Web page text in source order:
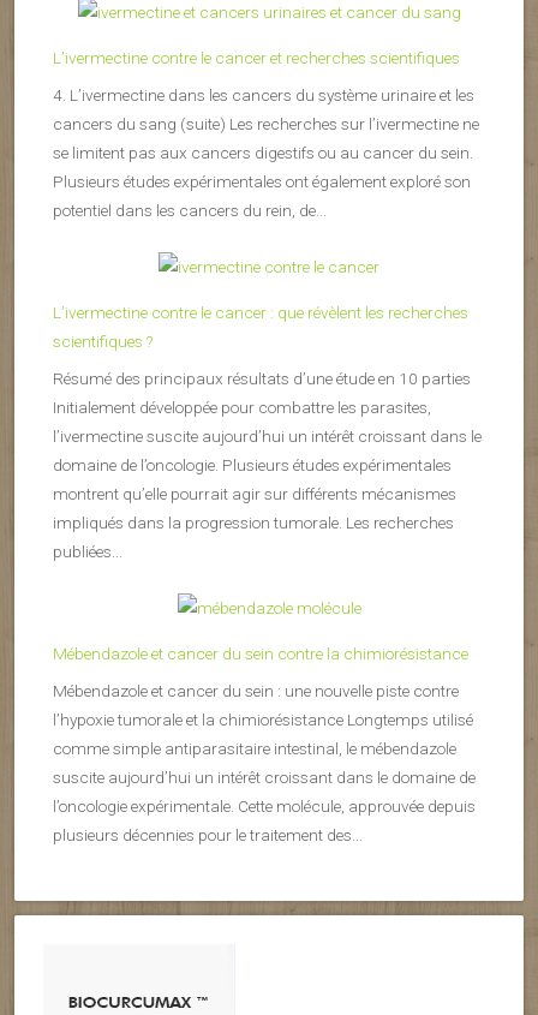
L’ivermectine contre le cancer et recherches scientifiques
4. L’ivermectine dans les cancers du système urinaire et les
cancers du sang (suite) Les recherches sur l’ivermectine ne
se limitent pas aux cancers digestifs ou au cancer du sein.
Plusieurs études expérimentales ont également exploré son
potentiel dans les cancers du rein, de...
L’ivermectine contre le cancer : que révèlent les recherches
scientifiques ?
Résumé des principaux résultats d’une étude en 10 parties
Initialement développée pour combattre les parasites,
l’ivermectine suscite aujourd’hui un intérêt croissant dans le
domaine de l’oncologie. Plusieurs études expérimentales
montrent qu’elle pourrait agir sur différents mécanismes
impliqués dans la progression tumorale. Les recherches
publiées...
Mébendazole et cancer du sein contre la chimiorésistance
Mébendazole et cancer du sein : une nouvelle piste contre
l’hypoxie tumorale et la chimiorésistance Longtemps utilisé
comme simple antiparasitaire intestinal, le mébendazole
suscite aujourd’hui un intérêt croissant dans le domaine de
l’oncologie expérimentale. Cette molécule, approuvée depuis
plusieurs décennies pour le traitement des...